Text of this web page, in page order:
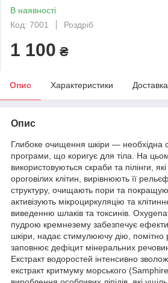
В наявності
Код: 7001
Роздріб
1 100 ₴
Опис Характеристики Доставка
Опис
Глибоке очищення шкіри — необхідна
програми, що коригує для тіла. На
використовуються скраби та пілінги,
ороговілих клітин, вирівнюють її
структуру, очищають пори та
активізують мікроциркуляцію та
виведенню шлаків та токсинів.
пудрою кремнезему забезпечує
шкіри, надає стимулюючу дію, помітно
заповнює дефіцит мінеральних
Екстракт водоростей інтенсивно
екстракт критмуму морського